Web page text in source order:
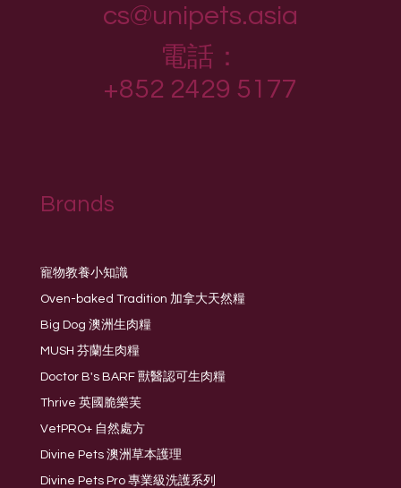
Brands
寵物教養小知識
Oven-baked Tradition 加拿大天然糧
Big Dog 澳洲生肉糧
MUSH 芬蘭生肉糧
Doctor B's BARF 獸醫認可生肉糧
Thrive 英國脆樂芙
VetPRO+ 自然處方
Divine Pets 澳洲草本護理
Divine Pets Pro 專業級洗護系列
cs@unipets.asia
電話：
+852 2429 5177